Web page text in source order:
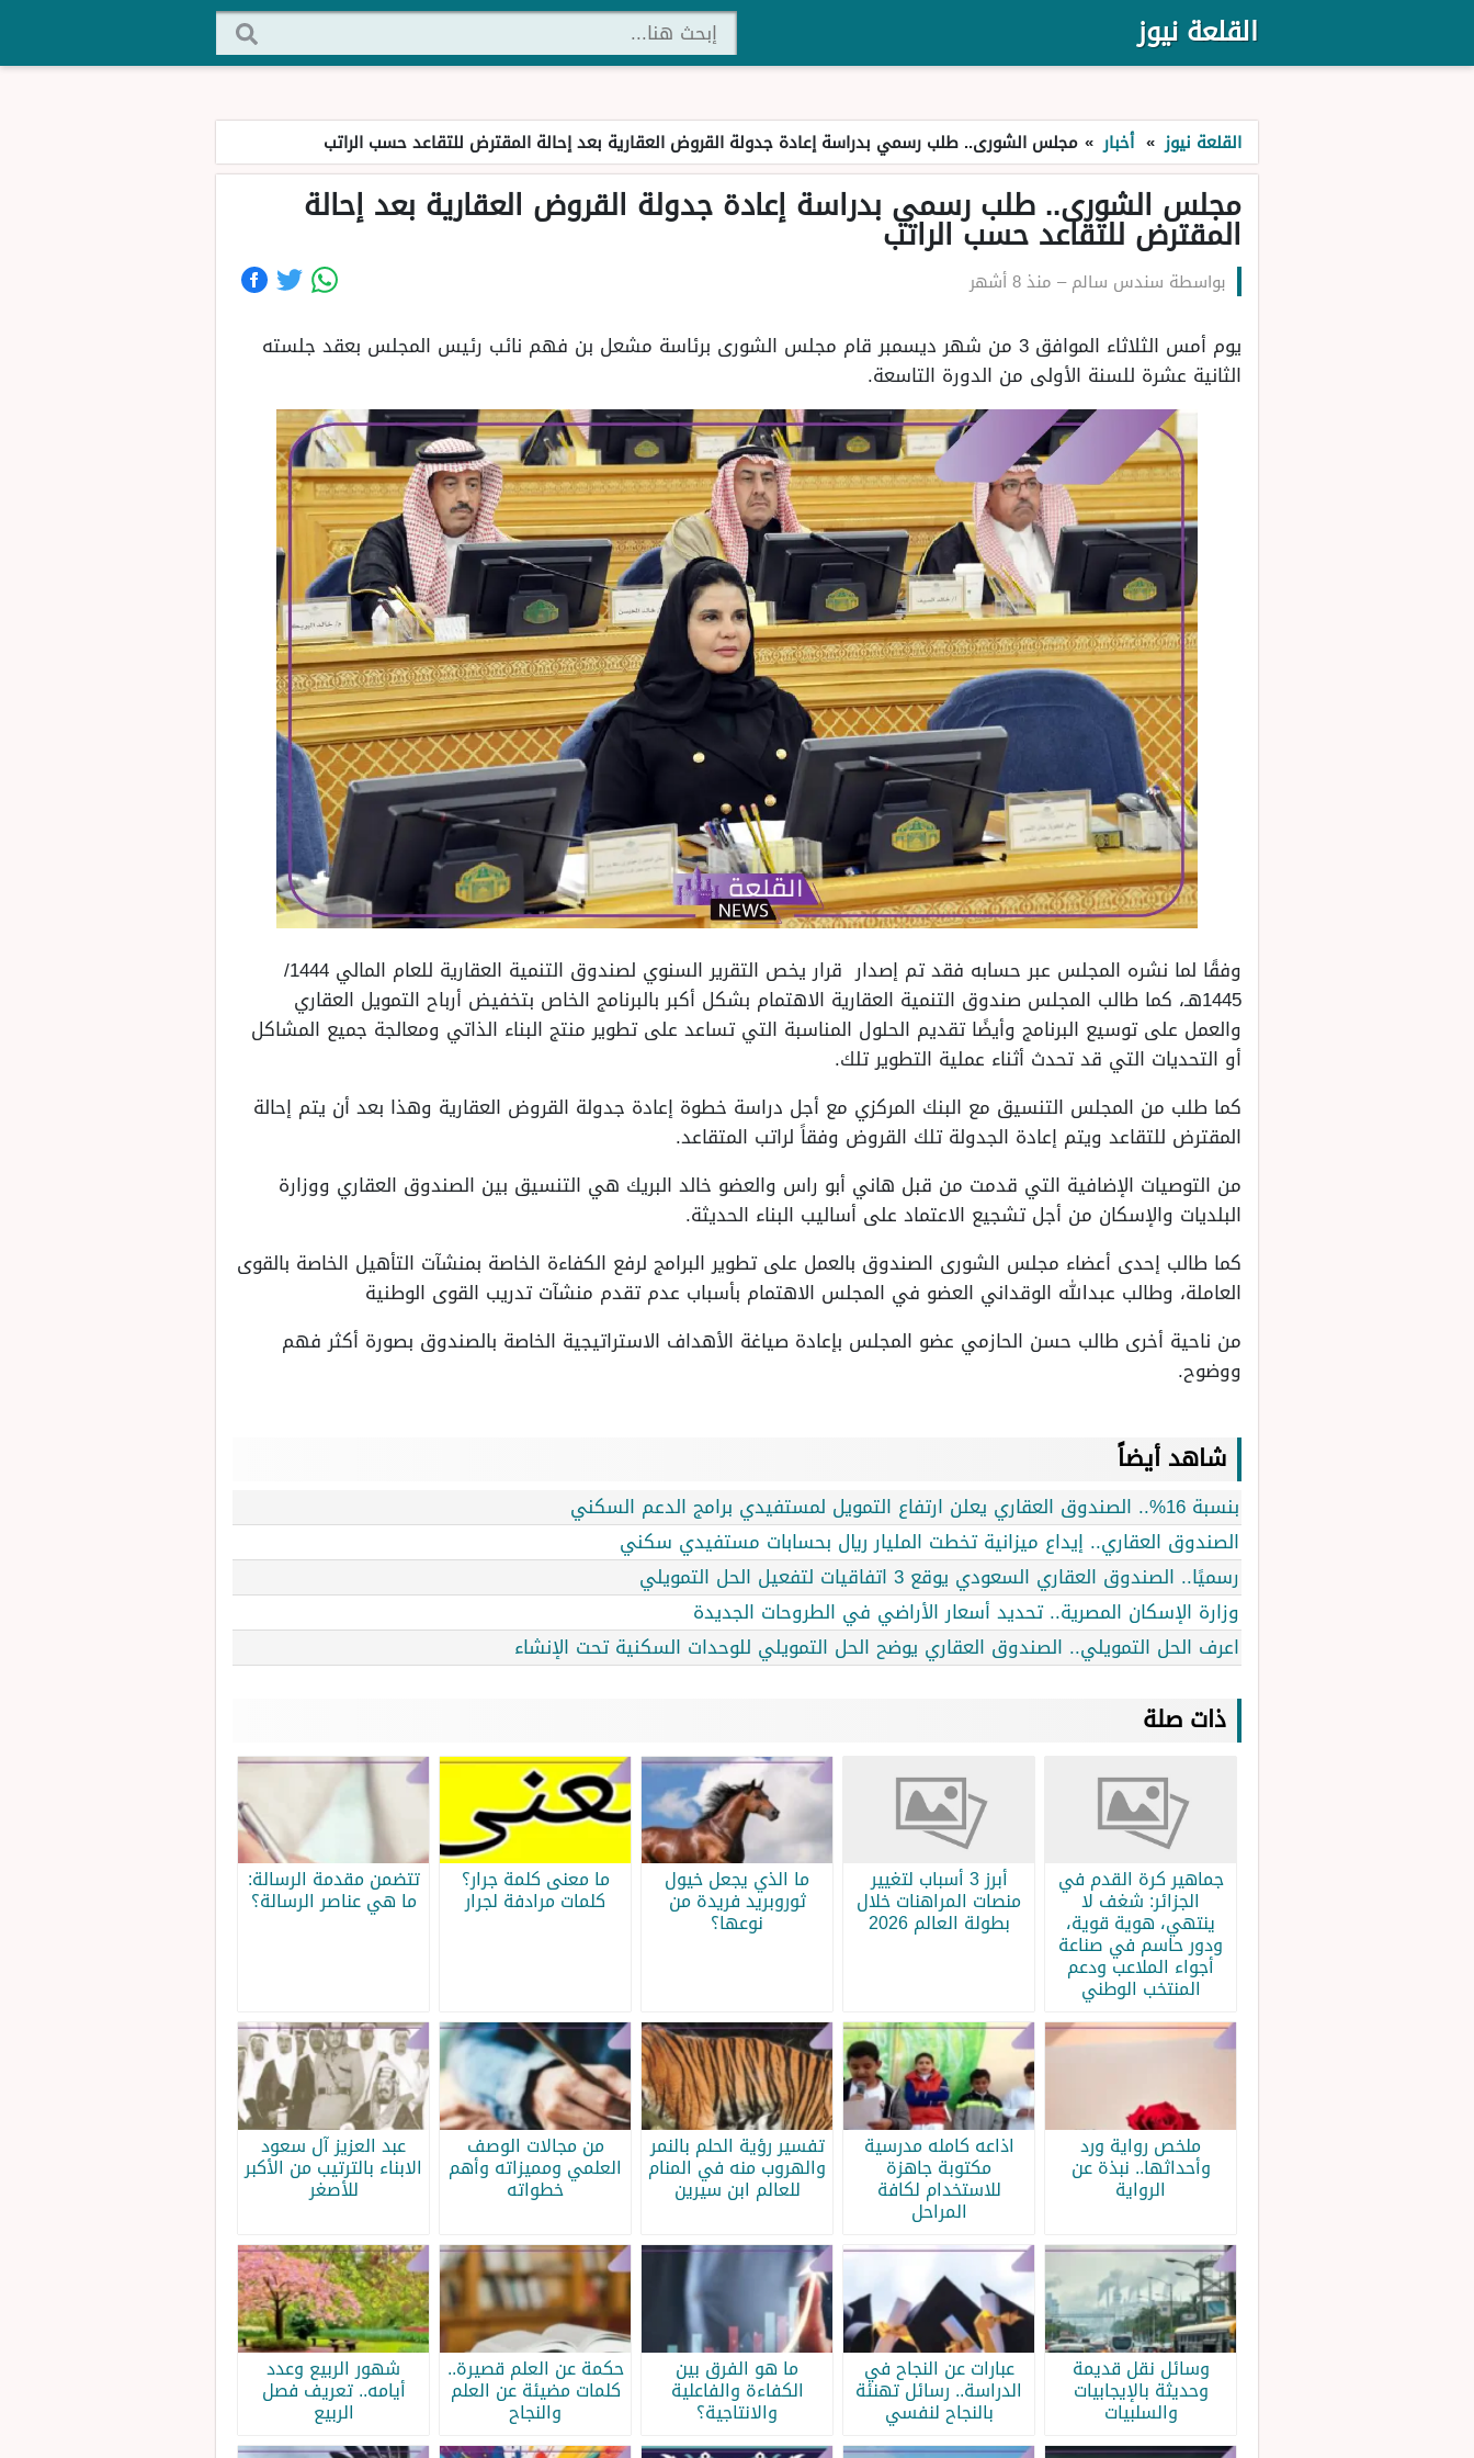
القلعة نيوز
القلعة نيوز » أخبار » مجلس الشورى.. طلب رسمي بدراسة إعادة جدولة القروض العقارية بعد إحالة المقترض للتقاعد حسب الراتب
مجلس الشورى.. طلب رسمي بدراسة إعادة جدولة القروض العقارية بعد إحالة
المقترض للتقاعد حسب الراتب
بواسطة سندس سالم– منذ 8 أشهر
يوم أمس الثلاثاء الموافق 3 من شهر ديسمبر قام مجلس الشورى برئاسة مشعل بن فهم نائب رئيس المجلس بعقد جلسته
الثانية عشرة للسنة الأولى من الدورة التاسعة.
وفقًا لما نشره المجلس عبر حسابه فقد تم إصدار قرار يخص التقرير السنوي لصندوق التنمية العقارية للعام المالي 1444/
1445هـ، كما طالب المجلس صندوق التنمية العقارية الاهتمام بشكل أكبر بالبرنامج الخاص بتخفيض أرباح التمويل العقاري
والعمل على توسيع البرنامج وأيضًا تقديم الحلول المناسبة التي تساعد على تطوير منتج البناء الذاتي ومعالجة جميع المشاكل
أو التحديات التي قد تحدث أثناء عملية التطوير تلك.
كما طلب من المجلس التنسيق مع البنك المركزي مع أجل دراسة خطوة إعادة جدولة القروض العقارية وهذا بعد أن يتم إحالة
المقترض للتقاعد ويتم إعادة الجدولة تلك القروض وفقاً لراتب المتقاعد.
من التوصيات الإضافية التي قدمت من قبل هاني أبو راس والعضو خالد البريك هي التنسيق بين الصندوق العقاري ووزارة
البلديات والإسكان من أجل تشجيع الاعتماد على أساليب البناء الحديثة.
كما طالب إحدى أعضاء مجلس الشورى الصندوق بالعمل على تطوير البرامج لرفع الكفاءة الخاصة بمنشآت التأهيل الخاصة بالقوى
العاملة، وطالب عبدالله الوقداني العضو في المجلس الاهتمام بأسباب عدم تقدم منشآت تدريب القوى الوطنية
من ناحية أخرى طالب حسن الحازمي عضو المجلس بإعادة صياغة الأهداف الاستراتيجية الخاصة بالصندوق بصورة أكثر فهم
ووضوح.
شاهد أيضاً
بنسبة 16%.. الصندوق العقاري يعلن ارتفاع التمويل لمستفيدي برامج الدعم السكني
الصندوق العقاري.. إيداع ميزانية تخطت المليار ريال بحسابات مستفيدي سكني
رسميًا.. الصندوق العقاري السعودي يوقع 3 اتفاقيات لتفعيل الحل التمويلي
وزارة الإسكان المصرية.. تحديد أسعار الأراضي في الطروحات الجديدة
اعرف الحل التمويلي.. الصندوق العقاري يوضح الحل التمويلي للوحدات السكنية تحت الإنشاء
ذات صلة
جماهير كرة القدم في
الجزائر: شغف لا
ينتهي، هوية قوية،
ودور حاسم في صناعة
أجواء الملاعب ودعم
المنتخب الوطني
أبرز 3 أسباب لتغيير
منصات المراهنات خلال
بطولة العالم 2026
ما الذي يجعل خيول
ثوروبريد فريدة من
نوعها؟
ما معنى كلمة جرار؟
كلمات مرادفة لجرار
تتضمن مقدمة الرسالة:
ما هي عناصر الرسالة؟
ملخص رواية ورد
وأحداثها.. نبذة عن
الرواية
اذاعه كامله مدرسية
مكتوبة جاهزة
للاستخدام لكافة
المراحل
تفسير رؤية الحلم بالنمر
والهروب منه في المنام
للعالم ابن سيرين
من مجالات الوصف
العلمي ومميزاته وأهم
خطواته
عبد العزيز آل سعود
الابناء بالترتيب من الأكبر
للأصغر
وسائل نقل قديمة
وحديثة بالإيجابيات
والسلبيات
عبارات عن النجاح في
الدراسة.. رسائل تهنئة
بالنجاح لنفسي
ما هو الفرق بين
الكفاءة والفاعلية
والانتاجية؟
حكمة عن العلم قصيرة..
كلمات مضيئة عن العلم
والنجاح
شهور الربيع وعدد
أيامه.. تعريف فصل
الربيع